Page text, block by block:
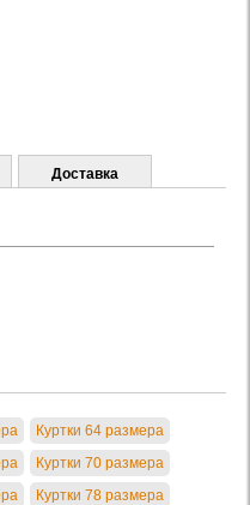
Доставка
Куртки 64 размера
Куртки 70 размера
Куртки 78 размера